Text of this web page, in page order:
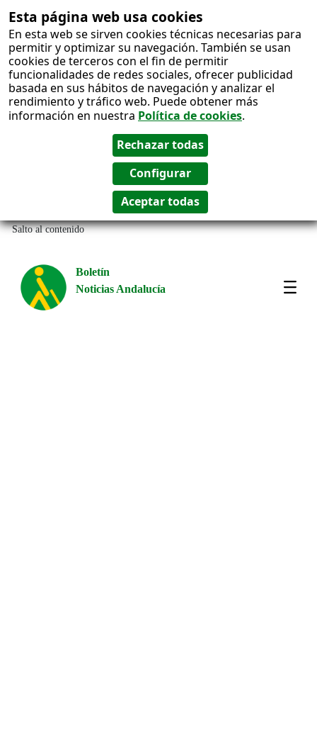
Esta página web usa cookies
En esta web se sirven cookies técnicas necesarias para
permitir y optimizar su navegación. También se usan
cookies de terceros con el fin de permitir
funcionalidades de redes sociales, ofrecer publicidad
basada en sus hábitos de navegación y analizar el
rendimiento y tráfico web. Puede obtener más
información en nuestra Política de cookies.
Salto al contenido
Boletín
Noticias Andalucía